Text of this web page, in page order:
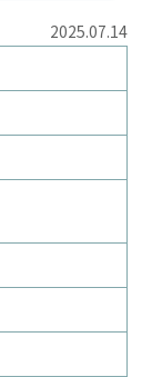
2025.07.14